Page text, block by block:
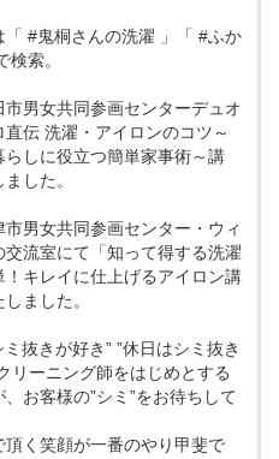
「 #鬼桐さんの洗濯 」「 #ふか
索。
市男女共同参画センターデュオ
直伝 洗濯・アイロンのコツ～
らしに役立つ簡単家事術～講
した。
市男女共同参画センター・ウィ
交流室にて「知って得する洗濯
！キレイに仕上げるアイロン講
ました。
抜きが好き” ”休日はシミ抜き
リーニング師をはじめとする
お客様の”シミ”をお待ちして
頂く笑顔が一番のやり甲斐で